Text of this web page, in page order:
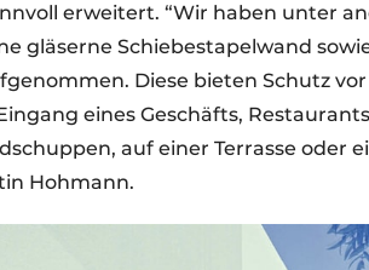
erweitert. “Wir haben unter
gläserne Schiebestapelwand
Diese bieten Schutz
eines Geschäfts,
auf einer Terrasse oder
Hohmann.